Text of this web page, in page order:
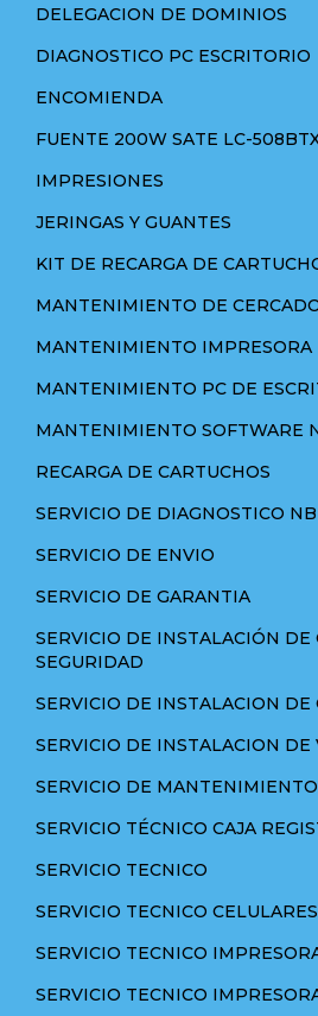
DELEGACION DE DOMINIOS
DIAGNOSTICO PC ESCRITORIO
ENCOMIENDA
FUENTE 200W SATE LC-
IMPRESIONES
JERINGAS Y GUANTES
KIT DE RECARGA DE
MANTENIMIENTO DE
MANTENIMIENTO IMPRESORA
MANTENIMIENTO PC DE
MANTENIMIENTO SOFTWARE
RECARGA DE CARTUCHOS
SERVICIO DE DIAGNOSTICO NB
SERVICIO DE ENVIO
SERVICIO DE GARANTIA
SERVICIO DE INSTALACIÓN DE
SEGURIDAD
SERVICIO DE INSTALACION DE
SERVICIO DE INSTALACION
SERVICIO DE
SERVICIO TÉCNICO CAJA
SERVICIO TECNICO
SERVICIO TECNICO CELULARES
SERVICIO TECNICO
SERVICIO TECNICO